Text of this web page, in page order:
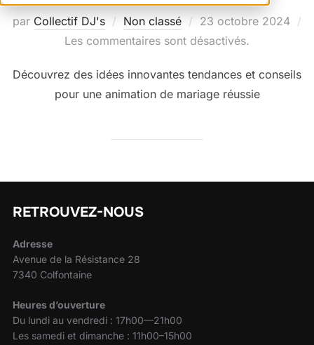
par Collectif DJ's Non classé
Publié
le
23 octobre 2024
Les commentaires sont désactivés.
Découvrez des idées innovantes tendances et conseils
pour une animation de mariage réussie
RETROUVEZ-NOUS
Adresse
Avenue de la Résistance 28
7340 Colfontaine
Heures d’ouverture
Du lundi au vendredi : 17h00—21h00
Les samedi et dimanche : 11h00–15h00